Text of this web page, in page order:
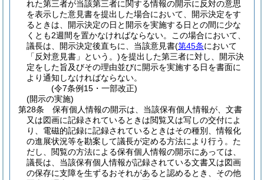
れた第三者が当該第三者に関する情報の開示に反対の意思
を表示した意見書を提出した場合において、開示決定をす
るときは、開示決定の日と開示を実施する日との間に少な
くとも2週間を置かなければならない。
この場合において、
議長は、開示決定後直ちに、当該意見書(第45条において
「反対意見書」という。)を提出した第三者に対し、開示決
定をした旨及びその理由並びに開示を実施する日を書面に
より通知しなければならない。
(令7条例15・一部改正)
(開示の実施)
第28条
保有個人情報の開示は、当該保有個人情報が、文書
又は図画に記録されているときは閲覧又は写しの交付によ
り、電磁的記録に記録されているときはその種別、情報化
の進展状況等を勘案して議長が定める方法により行う。 た
だし、閲覧の方法による保有個人情報の開示にあっては、
議長は、当該保有個人情報が記録されている文書又は図画
の保存に支障を生ずるおそれがあると認めるとき、その他